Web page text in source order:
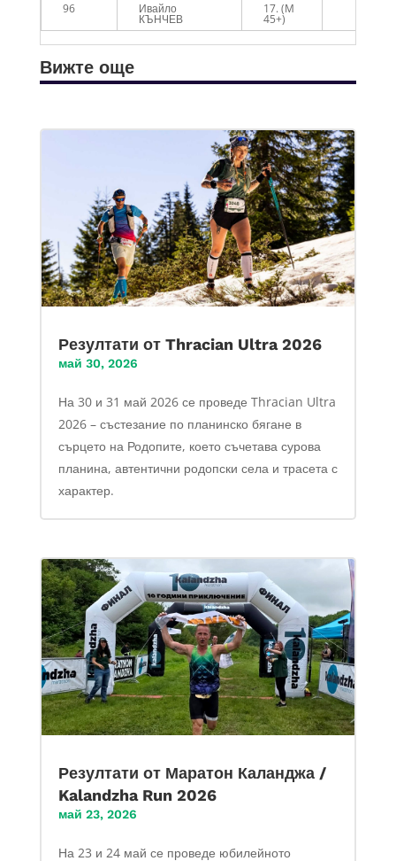
96
Ивайло
КЪНЧЕВ
17. (M
45+)
Вижте още
Резултати от Thracian Ultra 2026
май 30, 2026
На 30 и 31 май 2026 се проведе Thracian Ultra
2026 – състезание по планинско бягане в
сърцето на Родопите, което съчетава сурова
планина, автентични родопски села и трасета с
характер.
Резултати от Маратон Каланджа /
Kalandzha Run 2026
май 23, 2026
На 23 и 24 май се проведе юбилейното